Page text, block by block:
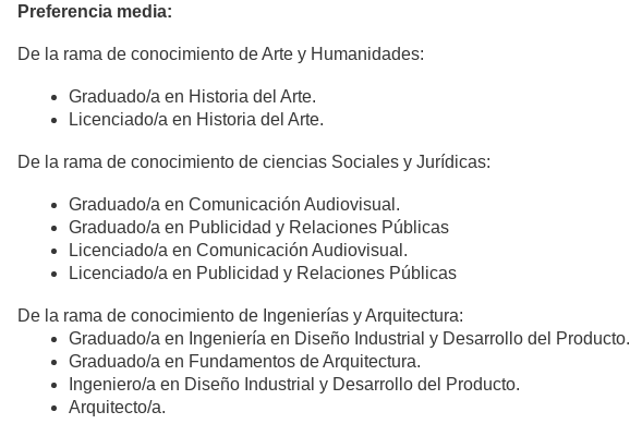
Preferencia media:
De la rama de conocimiento de Arte y Humanidades:
Graduado/a en Historia del Arte.
Licenciado/a en Historia del Arte.
De la rama de conocimiento de ciencias Sociales y Jurídicas:
Graduado/a en Comunicación Audiovisual.
Graduado/a en Publicidad y Relaciones Públicas
Licenciado/a en Comunicación Audiovisual.
Licenciado/a en Publicidad y Relaciones Públicas
De la rama de conocimiento de Ingenierías y Arquitectura:
Graduado/a en Ingeniería en Diseño Industrial y Desarrollo del Producto.
Graduado/a en Fundamentos de Arquitectura.
Ingeniero/a en Diseño Industrial y Desarrollo del Producto.
Arquitecto/a.